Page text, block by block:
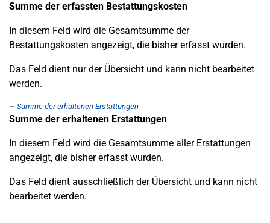
Summe der erfassten Bestattungskosten
In diesem Feld wird die Gesamtsumme der
Bestattungskosten angezeigt, die bisher erfasst wurden.
Das Feld dient nur der Übersicht und kann nicht bearbeitet
werden.
Summe der erhaltenen Erstattungen
Summe der erhaltenen Erstattungen
In diesem Feld wird die Gesamtsumme aller Erstattungen
angezeigt, die bisher erfasst wurden.
Das Feld dient ausschließlich der Übersicht und kann nicht
bearbeitet werden.